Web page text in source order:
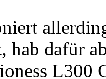
hab dafür